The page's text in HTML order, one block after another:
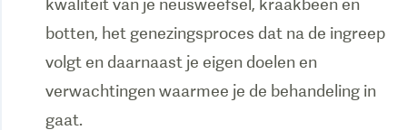
kwaliteit van je neusweefsel, kraakbeen en
botten, het genezingsproces dat na de ingreep
volgt en daarnaast je eigen doelen en
verwachtingen waarmee je de behandeling in
gaat.